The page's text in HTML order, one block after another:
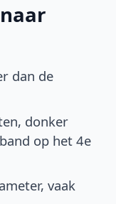
dan de
donker
op het 4e
vaak